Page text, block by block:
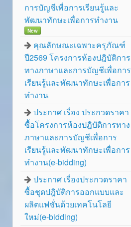
การบัญชีเพื่อการเรียนรู้และ
พัฒนาทักษะเพื่อการทำงาน
New
คุณลักษณะเฉพาะครุภัณฑ์
ปี2569 โครงการห้องปฎิบัติการ
ทางภาษาและการบัญชีเพื่อการ
เรียนรู้และพัฒนาทักษะเพื่อการ
ทำงาน
ประกาศ เรื่อง ประกวดราคา
ซื้อโครงการห้องปฎิบัติการทาง
ภาษาและการบัญชีเพื่อการ
เรียนรู้และพัฒนาทักษะเพื่อการ
ทำงาน(e-bidding)
ประกาศ เรื่องประกวดราคา
ซื้อชุดปฎิบัติการออกแบบและ
ผลิตแฟชั่นด้วยเทคโนโลยี
ใหม่(e-bidding)